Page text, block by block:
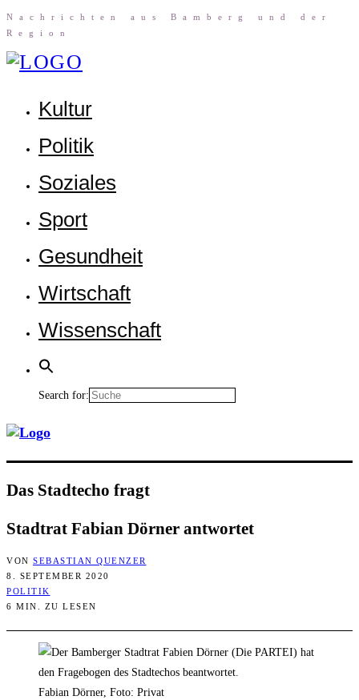
Nach­rich­ten aus Bam­berg und der
Region
Kul­tur
Poli­tik
Sozia­les
Sport
Gesund­heit
Wirt­schaft
Wis­sen­schaft
Search for:
Das Stadt­echo fragt
Stadt­rat Fabi­an Dör­ner antwortet
VON SEBASTIAN QUENZER
8. SEPTEMBER 2020
POLITIK
6 MIN. ZU LESEN
Fabian Dörner, Foto: Privat